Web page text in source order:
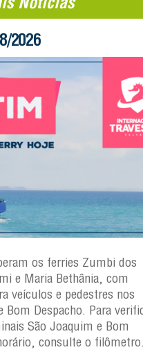
2026
os ferries Zumbi dos
e Maria Bethânia, com
veículos e pedestres nos
Despacho. Para
São Joaquim e Bom
consulte o